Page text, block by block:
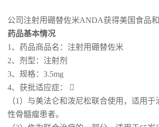
公司注射用硼替佐米ANDA获得美国食品
药品基本情况
1、药品商品名：注射用硼替佐米
2、剂型：注射剂
3、规格：3.5mg
4、获批适应症： 
（1）与美法仑和泼尼松联合使用，适用
性骨髓瘤患者。